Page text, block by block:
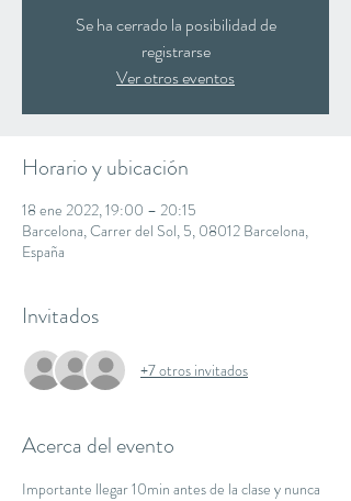
Se ha cerrado la posibilidad de
registrarse
Ver otros eventos
Horario y ubicación
18 ene 2022, 19:00 – 20:15
Barcelona, Carrer del Sol, 5, 08012 Barcelona,
España
Invitados
+7 otros invitados
Acerca del evento
Importante llegar 10min antes de la clase y nunca